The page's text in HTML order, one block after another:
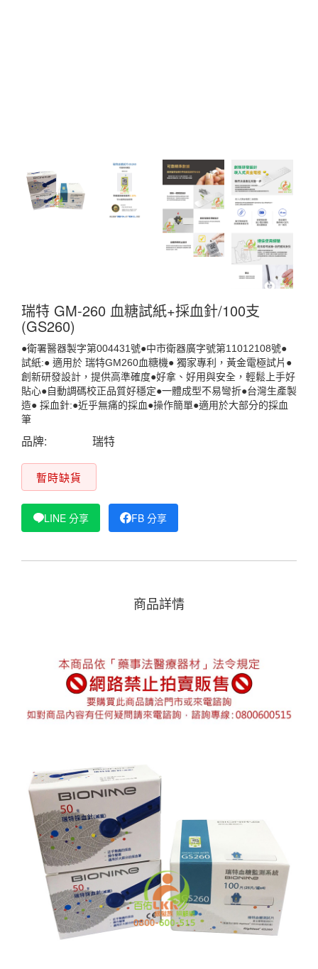
瑞特 GM-260 血糖試紙+採血針/100支
(GS260)
●衛署醫器製字第004431號●中市衛器廣字號第11012108號●
試紙:● 適用於 瑞特GM260血糖機● 獨家專利，黃金電極試片●
創新研發設計，提供高準確度●好拿、好用與安全，輕鬆上手好
貼心●自動調碼校正品質好穩定●一體成型不易彎折●台灣生產製
造● 採血針:●近乎無痛的採血●操作簡單●適用於大部分的採血
筆
品牌: 瑞特
暫時缺貨
LINE 分享 FB 分享
商品詳情